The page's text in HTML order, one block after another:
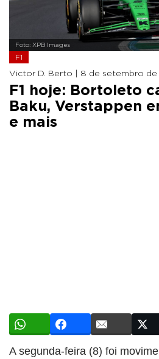
Foto: XPB Images
F1
Victor D. Berto | 8 de setembro
F1 hoje: Bortoleto
Baku, Verstappen
e mais
A segunda-feira (8) foi